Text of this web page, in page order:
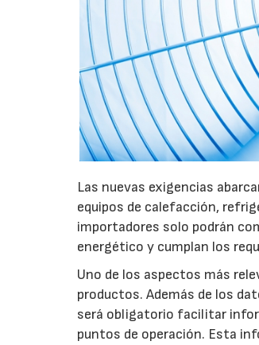
Las nuevas exigencias
equipos de calefacción,
importadores solo podrán
energético y cumplan los
Uno de los aspectos más
productos. Además de los
será obligatorio facilitar
puntos de operación. Esta